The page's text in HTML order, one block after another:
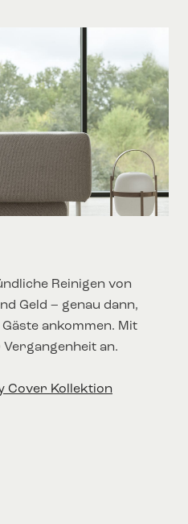
Reinigen von
Geld – genau dann,
ankommen. Mit
an.
Cover Kollektion